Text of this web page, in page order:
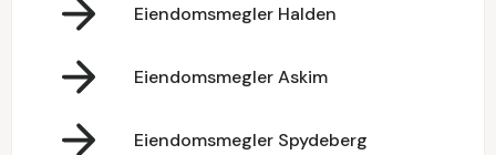
Eiendomsmegler Halden
Eiendomsmegler Askim
Eiendomsmegler Spydeberg